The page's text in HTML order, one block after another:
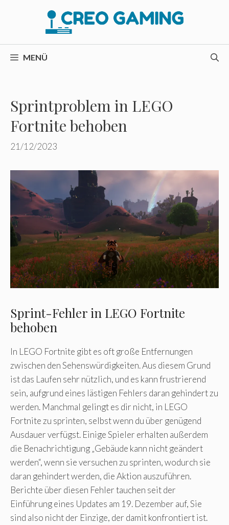
MENÜ
Sprintproblem in LEGO
Fortnite behoben
21/12/2023
Sprint-Fehler in LEGO Fortnite
behoben
In LEGO Fortnite gibt es oft große Entfernungen
zwischen den Sehenswürdigkeiten. Aus diesem Grund
ist das Laufen sehr nützlich, und es kann frustrierend
sein, aufgrund eines lästigen Fehlers daran gehindert zu
werden. Manchmal gelingt es dir nicht, in LEGO
Fortnite zu sprinten, selbst wenn du über genügend
Ausdauer verfügst. Einige Spieler erhalten außerdem
die Benachrichtigung „Gebäude kann nicht geändert
werden“, wenn sie versuchen zu sprinten, wodurch sie
daran gehindert werden, die Aktion auszuführen.
Berichte über diesen Fehler tauchen seit der
Einführung eines Updates am 19. Dezember auf, Sie
sind also nicht der Einzige, der damit konfrontiert ist.